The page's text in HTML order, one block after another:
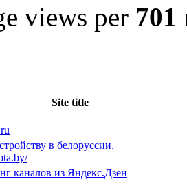
views per 701
Site title
в белоруссии.
каналов из Яндекс.Дзен